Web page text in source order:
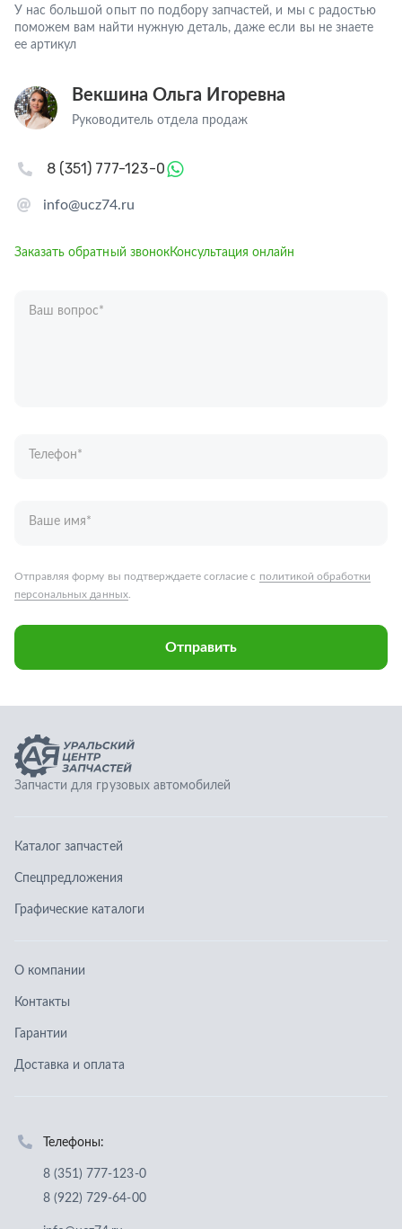
У нас большой опыт по подбору запчастей, и мы с радостью
поможем вам найти нужную деталь, даже если вы не знаете
ее артикул
Векшина Ольга Игоревна
Руководитель отдела продаж
info@ucz74.ru
8 (351) 777-123-0
Заказать обратный звонокКонсультация онлайн
Ваш вопрос*
Запчасти для грузовых автомобилей
Каталог запчастей
Спецпредложения
О компании
Контакты
Доставка и оплата
Отправить заявку